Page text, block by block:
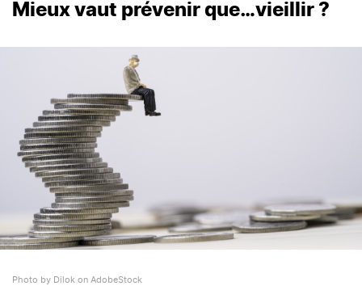
Mieux vaut prévenir que…vieillir ?
Photo by Dilok on AdobeStock